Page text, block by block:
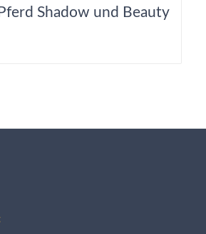
Shadow und Beauty